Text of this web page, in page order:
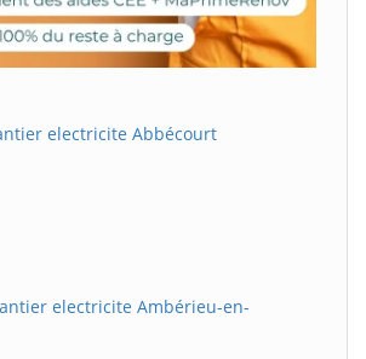
electricite Abbécourt
electricite Ambérieu-en-